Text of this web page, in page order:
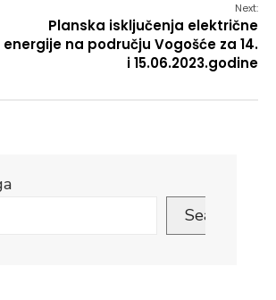
Next:
Planska isključenja električne
energije na području Vogošće za 14.
i 15.06.2023.godine
Search